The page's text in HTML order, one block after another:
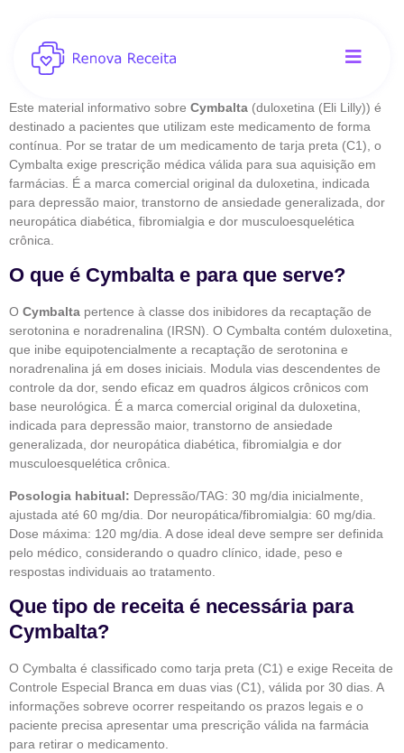
Este material informativo sobre Cymbalta (duloxetina (Eli Lilly)) é
destinado a pacientes que utilizam este medicamento de forma
contínua. Por se tratar de um medicamento de tarja preta (C1), o
Cymbalta exige prescrição médica válida para sua aquisição em
farmácias. É a marca comercial original da duloxetina, indicada
para depressão maior, transtorno de ansiedade generalizada, dor
neuropática diabética, fibromialgia e dor musculoesquelética
crônica.
O que é Cymbalta e para que serve?
O Cymbalta pertence à classe dos inibidores da recaptação de
serotonina e noradrenalina (IRSN). O Cymbalta contém duloxetina,
que inibe equipotencialmente a recaptação de serotonina e
noradrenalina já em doses iniciais. Modula vias descendentes de
controle da dor, sendo eficaz em quadros álgicos crônicos com
base neurológica. É a marca comercial original da duloxetina,
indicada para depressão maior, transtorno de ansiedade
generalizada, dor neuropática diabética, fibromialgia e dor
musculoesquelética crônica.
Posologia habitual: Depressão/TAG: 30 mg/dia inicialmente,
ajustada até 60 mg/dia. Dor neuropática/fibromialgia: 60 mg/dia.
Dose máxima: 120 mg/dia. A dose ideal deve sempre ser definida
pelo médico, considerando o quadro clínico, idade, peso e
respostas individuais ao tratamento.
Que tipo de receita é necessária para
Cymbalta?
O Cymbalta é classificado como tarja preta (C1) e exige Receita de
Controle Especial Branca em duas vias (C1), válida por 30 dias. A
informações sobreve ocorrer respeitando os prazos legais e o
paciente precisa apresentar uma prescrição válida na farmácia
para retirar o medicamento.